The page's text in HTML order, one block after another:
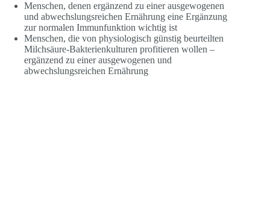
Menschen, denen ergänzend zu einer ausgewogenen
und abwechslungsreichen Ernährung eine Ergänzung
zur normalen Immunfunktion wichtig ist
Menschen, die von physiologisch günstig beurteilten
Milchsäure-Bakterienkulturen profitieren wollen –
ergänzend zu einer ausgewogenen und
abwechslungsreichen Ernährung